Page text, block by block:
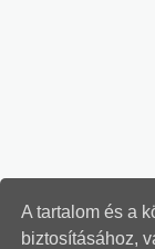
A tartalom és a
biztosításához,